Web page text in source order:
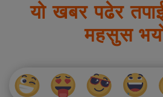
यो खबर पढेर
महसुस